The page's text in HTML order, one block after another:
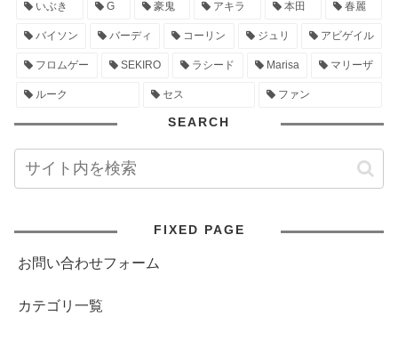
いぶき G 豪鬼 アキラ 本田 春麗
バイソン バーディ コーリン ジュリ アビゲイル
フロムゲー SEKIRO ラシード Marisa マリーザ
ルーク セス ファン
SEARCH
FIXED PAGE
お問い合わせフォーム
カテゴリ一覧